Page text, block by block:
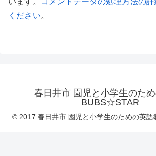
ください。
春日井市 園児と小学生のた
BUBS☆STAR
© 2017 春日井市 園児と小学生のための英語